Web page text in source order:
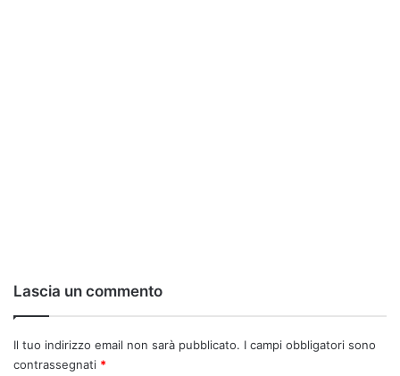
Lascia un commento
Il tuo indirizzo email non sarà pubblicato. I campi obbligatori sono
contrassegnati *